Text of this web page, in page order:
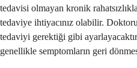
tedavisi olmayan kronik
tedaviye ihtiyacınız olabilir.
tedaviyi gerektiği gibi
genellikle semptomların geri